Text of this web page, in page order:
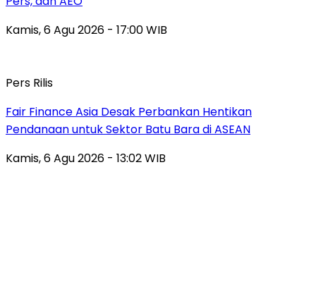
Kamis, 6 Agu 2026 - 17:00 WIB
Pers Rilis
Fair Finance Asia Desak Perbankan Hentikan
Pendanaan untuk Sektor Batu Bara di ASEAN
Kamis, 6 Agu 2026 - 13:02 WIB